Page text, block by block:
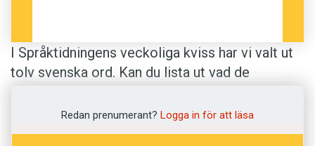
I Språktidningens veckoliga kviss har vi valt ut
tolv svenska ord. Kan du lista ut vad de
Akademiens ordlista.
Redan prenumerant? Logga in för att läsa